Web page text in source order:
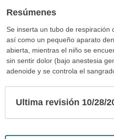
Resúmenes
Se inserta un tubo de respiración
así como un pequeño aparato
abierta, mientras el niño se
sin sentir dolor (bajo anestesia
adenoide y se controla el
Ultima revisión 10/28/